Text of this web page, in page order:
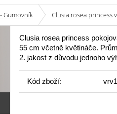
Gumovník Clusia rosea princess
Clusia rosea princess
55 cm včetně květináče.
2. jakost z důvodu jednoho
Kód zboží: